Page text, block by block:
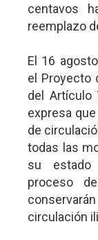
centavos
reemplazo
El 16
el Proyecto
del Artículo
expresa
de
todas las
su estado
proceso
circulación